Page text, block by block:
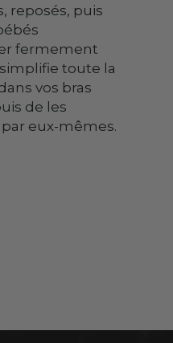
reposés, puis
fermement
toute la
vos bras
de les
eux-mêmes.